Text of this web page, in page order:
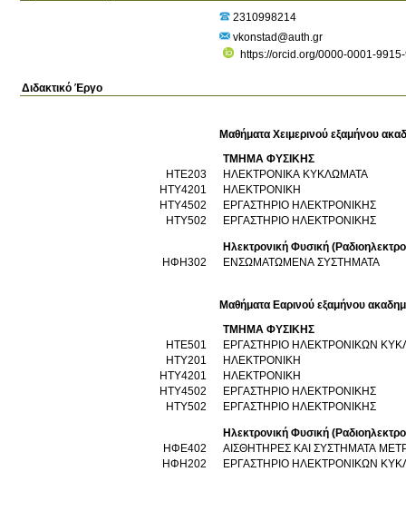
2310998214
vkonstad@auth.gr
https://orcid.org/0000-0001-
Διδακτικό Έργο
Μαθήματα Χειμερινού εξαμήνου
ΤΜΗΜΑ ΦΥΣΙΚΗΣ
ΗΤΕ203
ΗΛΕΚΤΡΟΝΙΚΑ ΚΥΚΛΩΜΑΤΑ
ΗΤΥ4201
ΗΛΕΚΤΡΟΝΙΚΗ
ΗΤΥ4502
ΕΡΓΑΣΤΗΡΙΟ ΗΛΕΚΤΡΟΝΙΚΗΣ
ΗΤΥ502
ΕΡΓΑΣΤΗΡΙΟ ΗΛΕΚΤΡΟΝΙΚΗΣ
Ηλεκτρονική Φυσική
ΗΦΗ302
ΕΝΣΩΜΑΤΩΜΕΝΑ ΣΥΣΤΗΜΑΤΑ
Μαθήματα Εαρινού εξαμήνου
ΤΜΗΜΑ ΦΥΣΙΚΗΣ
ΗΤΕ501
ΕΡΓΑΣΤΗΡΙΟ ΗΛΕΚΤΡΟΝΙΚΩΝ
ΗΤΥ201
ΗΛΕΚΤΡΟΝΙΚΗ
ΗΤΥ4201
ΗΛΕΚΤΡΟΝΙΚΗ
ΗΤΥ4502
ΕΡΓΑΣΤΗΡΙΟ ΗΛΕΚΤΡΟΝΙΚΗΣ
ΗΤΥ502
ΕΡΓΑΣΤΗΡΙΟ ΗΛΕΚΤΡΟΝΙΚΗΣ
Ηλεκτρονική Φυσική
ΗΦΕ402
ΑΙΣΘΗΤΗΡΕΣ ΚΑΙ ΣΥΣΤΗΜΑΤΑ
ΗΦΗ202
ΕΡΓΑΣΤΗΡΙΟ ΗΛΕΚΤΡΟΝΙΚΩΝ